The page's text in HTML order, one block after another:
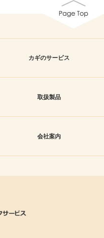
カギのサービス
取扱製品
会社案内